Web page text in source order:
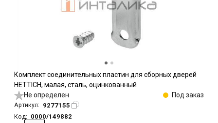
Комплект соединительных пластин для сборных дверей
HETTICH, малая, сталь, оцинкованный
Не определен
Под заказ
Артикул: 9277155
Код: 0000/149882